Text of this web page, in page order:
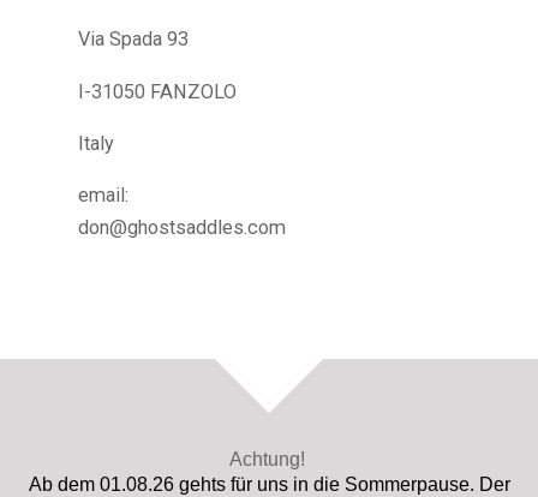
Via Spada 93
I-31050 FANZOLO
Italy
email:
don@ghostsaddles.com
Achtung!
Ab dem 01.08.26 gehts für uns in die Sommerpause. Der